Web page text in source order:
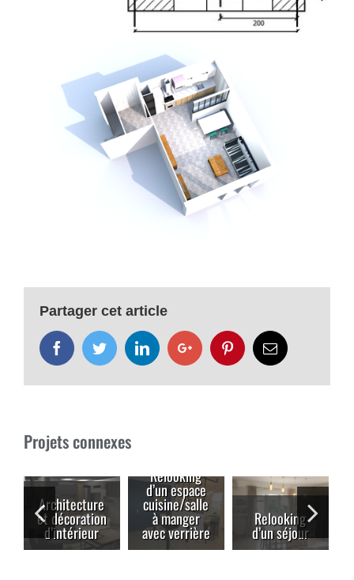
Partager cet article
FacebookTwitterLinkedInGoogle+ PinterestEmail
Projets connexes
Architecture
et décoration
d’intérieur
Relooking
d’un espace
cuisine/salle
à manger
avec verrière
Relooking
d’un séjour